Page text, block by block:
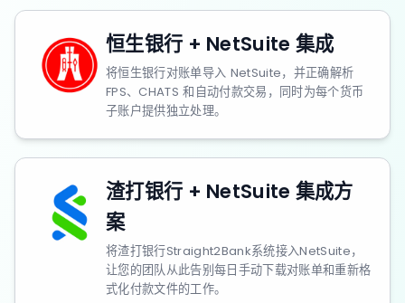
恒生银行 + NetSuite 集成
将恒生银行对账单导入 NetSuite，并正确解析
FPS、CHATS 和自动付款交易，同时为每个货币
子账户提供独立处理。
渣打银行 + NetSuite 集成方
案
将渣打银行Straight2Bank系统接入NetSuite，
让您的团队从此告别每日手动下载对账单和重新格
式化付款文件的工作。